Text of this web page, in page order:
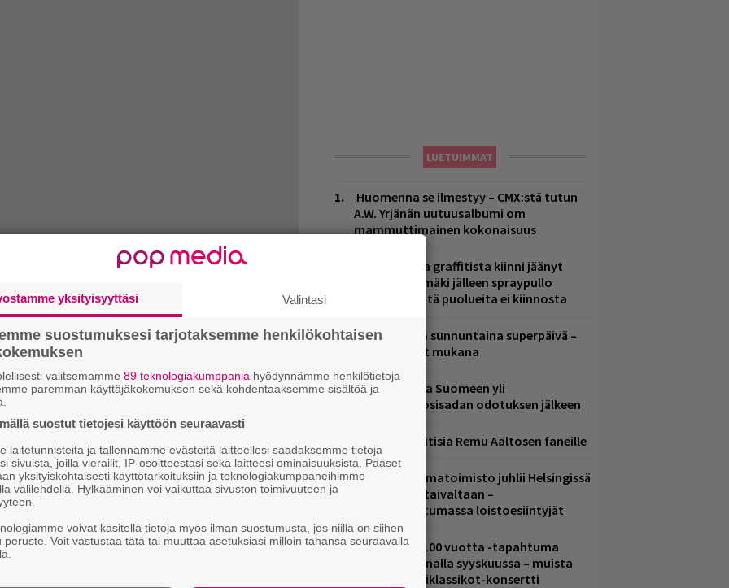
Wallsinvoi kuunnella alta:
LUETUIMMAT
Huomenna se ilmestyy – CMX:stä tutun
A.W. Yrjänän uutuusalbumi om
mammuttimainen kokonaisuus
Laittomasta graffitista kiinni jäänyt
Paavo Arhinmäki jälleen spraypullo
kädessä – näitä puolueita ei kiinnosta
Tampereella sunnuntaina superpäivä –
nämä artistit mukana
Weezer palaa Suomeen yli
neljännesvuosisadan odotuksen jälkeen
Mainioita uutisia Remu Aaltosen faneille
Mainio ohjelmatoimisto juhlii Helsingissä
10-vuotista taivaltaan –
ilmaistapahtumassa loistoesiintyjät
Valtava Yle 100 vuotta -tapahtuma
Veikkaus Arenalla syyskuussa – muista
myös metalliklassikot-konsertti
yksityisyyttäsi Valintasi
suostumuksesi tarjotaksemme henkilökohtaisen
valitsemamme 89 teknologiakumppania hyödynnämme henkilötietoja
paremman käyttäjäkokemuksen sekä kohdentaaksemme sisältöä ja
suostut tietojesi käyttöön seuraavasti
laitetunnisteita ja tallennamme evästeitä laitteellesi saadaksemme tietoja
sivuista, joilla vierailit, IP-osoitteestasi sekä laitteesi ominaisuuksista. Pääset
yksityiskohtaisesti käyttötarkoituksiin ja teknologiakumppaneihimme
välilehdellä. Hylkääminen voi vaikuttaa sivuston toimivuuteen ja
voivat käsitellä tietoja myös ilman suostumusta, jos niillä on siihen
peruste. Voit vastustaa tätä tai muuttaa asetuksiasi milloin tahansa seuraavalla